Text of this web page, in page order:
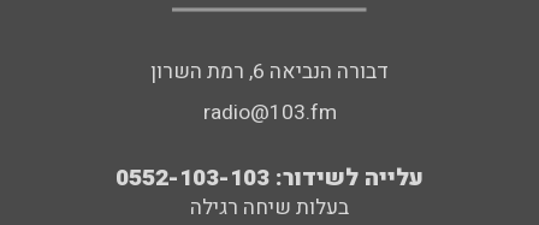
דבורה הנביאה 6, רמת השרון
radio@103.fm
עלייה לשידור: 0552-103-103
בעלות שיחה רגילה